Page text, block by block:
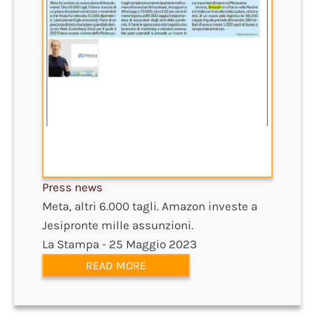
Press news
Meta, altri 6.000 tagli. Amazon investe a
Jesipronte mille assunzioni.
La Stampa - 25 Maggio 2023
READ MORE